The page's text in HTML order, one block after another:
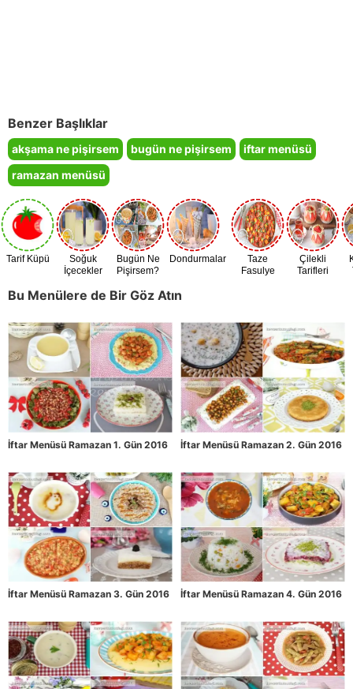
Benzer Başlıklar
akşama ne pişirsem bugün ne pişirsem
iftar menüsü
ramazan menüsü
Tarif Küpü
Soğuk
İçecekler
Bugün Ne
Pişirsem?
Dondurmalar
Taze
Fasulye
Çilekli
Tarifleri
Bu Menülere de Bir Göz Atın
İftar Menüsü Ramazan 1. Gün 2016 İftar Menüsü Ramazan 2. Gün 2016
İftar Menüsü Ramazan 3. Gün 2016 İftar Menüsü Ramazan 4. Gün 2016